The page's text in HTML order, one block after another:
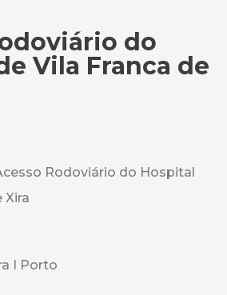
do
Vila Franca de
Rodoviário do Hospital
Xira
I Porto